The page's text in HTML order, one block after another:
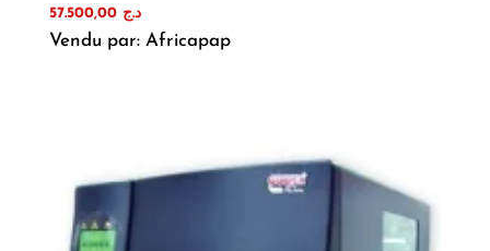
د.ج 57.500,00
Vendu par: Africapap